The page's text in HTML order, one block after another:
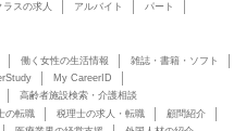
ラスの求人 アルバイト
パート
働く女性の生活情報
雑誌・書籍・ソフト
My CareerID
高齢者施設検索・介護相談
の転職 税理士の求人・転職
顧問紹介